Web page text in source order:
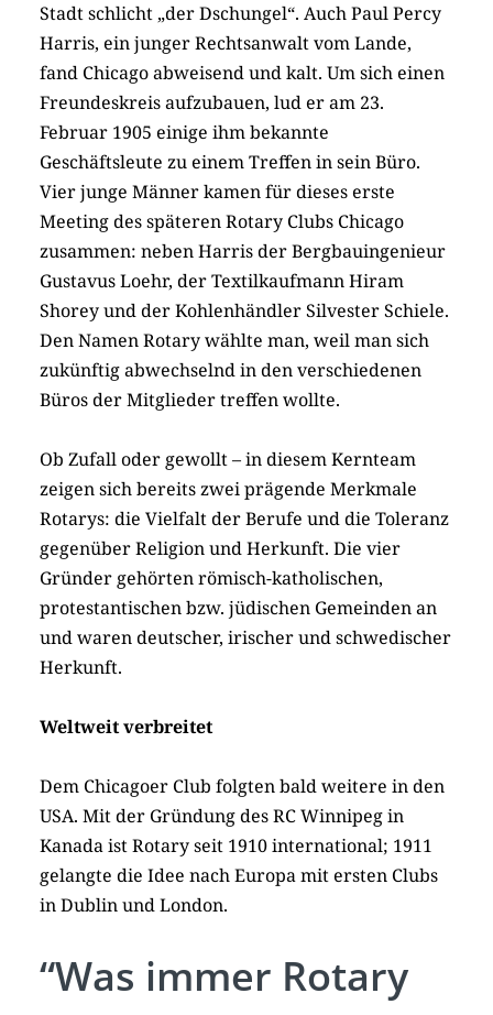
Stadt schlicht „der Dschungel“. Auch Paul Percy
Harris, ein junger Rechtsanwalt vom Lande,
fand Chicago abweisend und kalt. Um sich einen
Freundeskreis aufzubauen, lud er am 23.
Februar 1905 einige ihm bekannte
Geschäftsleute zu einem Treffen in sein Büro.
Vier junge Männer kamen für dieses erste
Meeting des späteren Rotary Clubs Chicago
zusammen: neben Harris der Bergbauingenieur
Gustavus Loehr, der Textilkaufmann Hiram
Shorey und der Kohlenhändler Silvester Schiele.
Den Namen Rotary wählte man, weil man sich
zukünftig abwechselnd in den verschiedenen
Büros der Mitglieder treffen wollte.
Ob Zufall oder gewollt – in diesem Kernteam
zeigen sich bereits zwei prägende Merkmale
Rotarys: die Vielfalt der Berufe und die Toleranz
gegenüber Religion und Herkunft. Die vier
Gründer gehörten römisch-katholischen,
protestantischen bzw. jüdischen Gemeinden an
und waren deutscher, irischer und schwedischer
Herkunft.
Weltweit verbreitet
Dem Chicagoer Club folgten bald weitere in den
USA. Mit der Gründung des RC Winnipeg in
Kanada ist Rotary seit 1910 international; 1911
gelangte die Idee nach Europa mit ersten Clubs
in Dublin und London.
“Was immer Rotary